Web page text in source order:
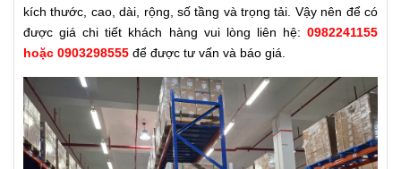
kích thước, cao, dài, rộng, số tầng và trọng tải. Vậy nên để có
được giá chi tiết khách hàng vui lòng liên hệ: 0982241155
hoặc 0903298555 để được tư vấn và báo giá.